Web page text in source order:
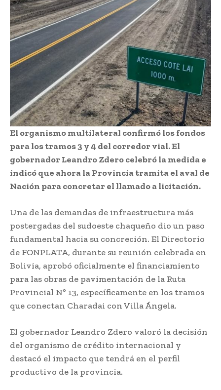
El organismo multilateral confirmó los fondos
para los tramos 3 y 4 del corredor vial. El
gobernador Leandro Zdero celebró la medida e
indicó que ahora la Provincia tramita el aval de
Nación para concretar el llamado a licitación.
Una de las demandas de infraestructura más
postergadas del sudoeste chaqueño dio un paso
fundamental hacia su concreción. El Directorio
de FONPLATA, durante su reunión celebrada en
Bolivia, aprobó oficialmente el financiamiento
para las obras de pavimentación de la Ruta
Provincial Nº 13, específicamente en los tramos
que conectan Charadai con Villa Ángela.
El gobernador Leandro Zdero valoró la decisión
del organismo de crédito internacional y
destacó el impacto que tendrá en el perfil
productivo de la provincia.